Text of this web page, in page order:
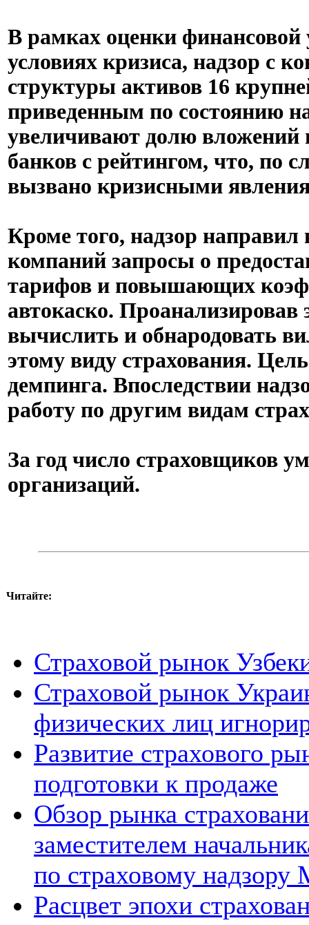
В рамках оценки финансовой
условиях кризиса, надзор с
структуры активов 16
приведенным по состоянию
увеличивают долю вложений
банков с рейтингом, что, по
вызвано кризисными
Кроме того, надзор
компаний запросы о
тарифов и повышающих
автокаско. Проанализировав
вычислить и обнародовать
этому виду страхования.
демпинга. Впоследствии
работу по другим видам
За год число страховщиков
организаций.
Читайте:
Страховой рынок
Страховой рынок
физических лиц
Развитие страхового
подготовки к продаже
Обзор рынка
заместителем
по страховому
Расцвет эпохи